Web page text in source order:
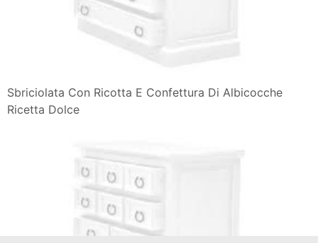
Sbriciolata Con Ricotta E Confettura Di Albicocche
Ricetta Dolce